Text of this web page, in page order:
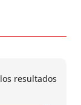
resultados